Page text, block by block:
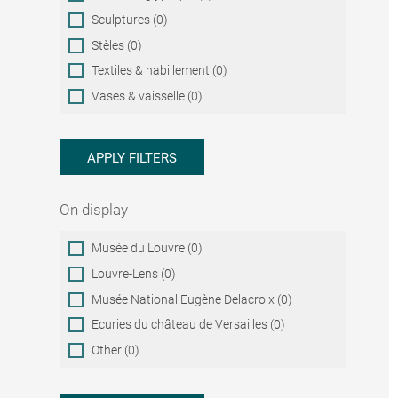
Sculptures (0)
Stèles (0)
Textiles & habillement (0)
Vases & vaisselle (0)
APPLY FILTERS
On display
On
display
Musée du Louvre (0)
Louvre-Lens (0)
Musée National Eugène Delacroix (0)
Ecuries du château de Versailles (0)
Other (0)